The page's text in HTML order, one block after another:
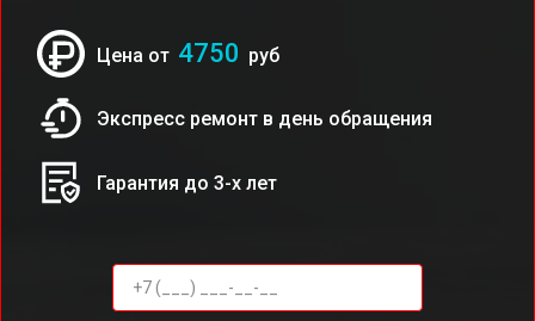
Цена от 4750 руб
Экспресс ремонт в день обращения
Гарантия до 3-х лет